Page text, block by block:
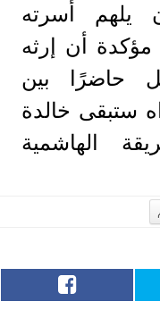
يلهم أسرته
مؤكدة أن إرثه
حاضرًا بين
ستبقى خالدة
الهاشمية